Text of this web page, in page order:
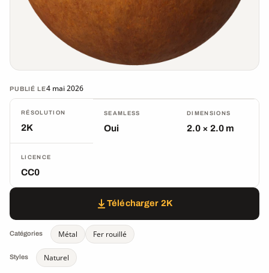
PUBLIÉ LE4 mai 2026
RÉSOLUTION
2K
SEAMLESS
Oui
DIMENSIONS
2.0 × 2.0 m
LICENCE
CC0
Télécharger 2K
Catégories Métal Fer rouillé
Styles Naturel